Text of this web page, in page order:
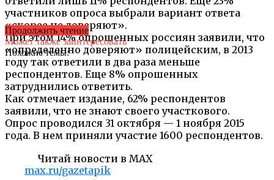
участников опроса выбрали вариант ответа
«скорее не доверяют».
При этом 14% опрошенных россиян заявили, что
«определенно доверяют» полицейским, в 2013
году так ответили в два раза меньше
респондентов. Еще 8% опрошенных
затруднились ответить.
Как отмечает издание, 62% респондентов
заявили, что не знают своего участкового.
Опрос проводился 31 октября — 1 ноября 2015
года. В нем приняли участие 1600 респондентов.
Читай новости в MAX
max.ru/gazetapik
Продолжить чтение
Может также заинтересовать
Похожие темы: